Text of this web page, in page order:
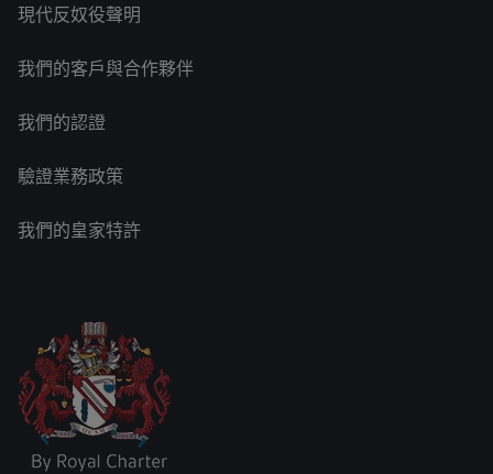
現代反奴役聲明
我們的客戶與合作夥伴
我們的認證
驗證業務政策
我們的皇家特許